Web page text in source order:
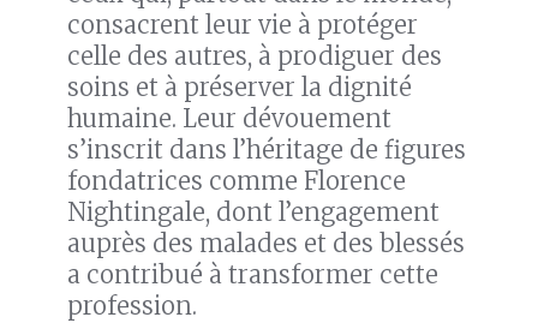
consacrent leur vie à protéger
celle des autres, à prodiguer des
soins et à préserver la dignité
humaine. Leur dévouement
s’inscrit dans l’héritage de figures
fondatrices comme Florence
Nightingale, dont l’engagement
auprès des malades et des blessés
a contribué à transformer cette
profession.